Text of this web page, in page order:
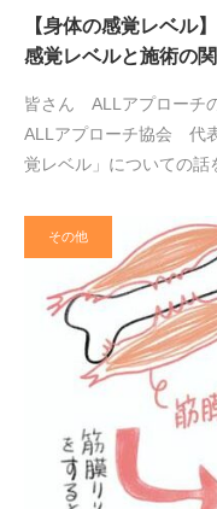
【身体の感覚レベル
感覚レベルと施術の
皆さん ALLアプローチ
ALLアプローチ協会 代
覚レベル」についての話
その他